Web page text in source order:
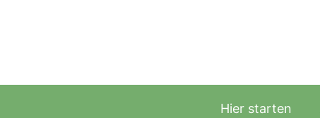
Hier starten